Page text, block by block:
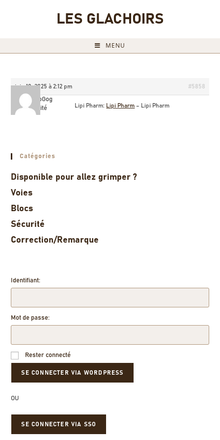
LES GLACHOIRS
MENU
juin 10, 2025 à 2:12 pm #5858
AlfonsoGog
Invité
Lipi Pharm: Lipi Pharm – Lipi Pharm
Catégories
Disponible pour allez grimper ?
Voies
Blocs
Sécurité
Correction/Remarque
Identifiant:
Mot de passe:
Rester connecté
OU
SE CONNECTER VIA SSO